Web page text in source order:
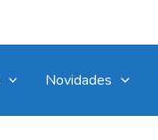
Novidades